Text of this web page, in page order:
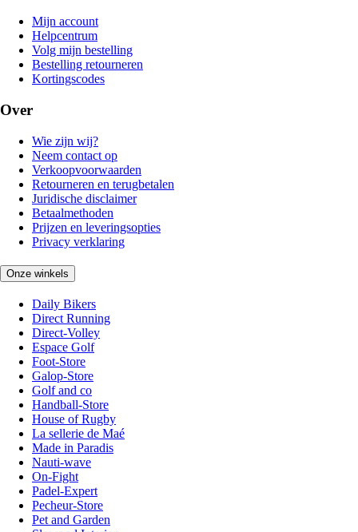
Mijn account
Helpcentrum
Volg mijn bestelling
Bestelling retourneren
Kortingscodes
Over
Wie zijn wij?
Neem contact op
Verkoopvoorwaarden
Retourneren en terugbetalen
Juridische disclaimer
Betaalmethoden
Prijzen en leveringsopties
Privacy verklaring
Onze winkels
Daily Bikers
Direct Running
Direct-Volley
Espace Golf
Foot-Store
Galop-Store
Golf and co
Handball-Store
House of Rugby
La sellerie de Maé
Made in Paradis
Nauti-wave
On-Fight
Padel-Expert
Pecheur-Store
Pet and Garden